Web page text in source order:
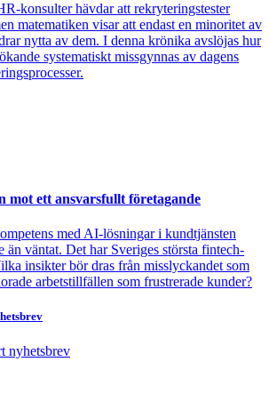
konsulter hävdar att rekryteringstester
matematiken visar att endast en minoritet av
nytta av dem. I denna krönika avslöjas hur
systematiskt missgynnas av dagens
mot ett ansvarsfullt företagande
med AI-lösningar i kundtjänsten
än väntat. Det har Sveriges största fintech-
insikter bör dras från misslyckandet som
arbetstillfällen som frustrerade kunder?